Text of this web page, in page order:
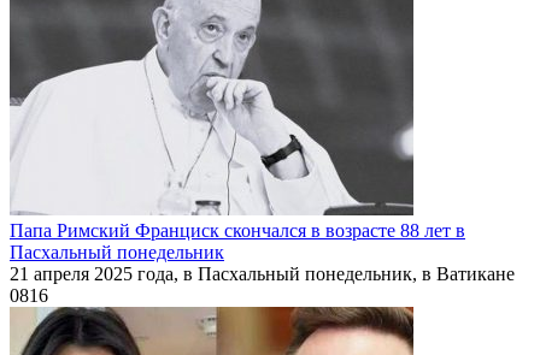
Папа Римский Франциск скончался в возрасте 88 лет в
Пасхальный понедельник
21 апреля 2025 года, в Пасхальный понедельник, в Ватикане
0816